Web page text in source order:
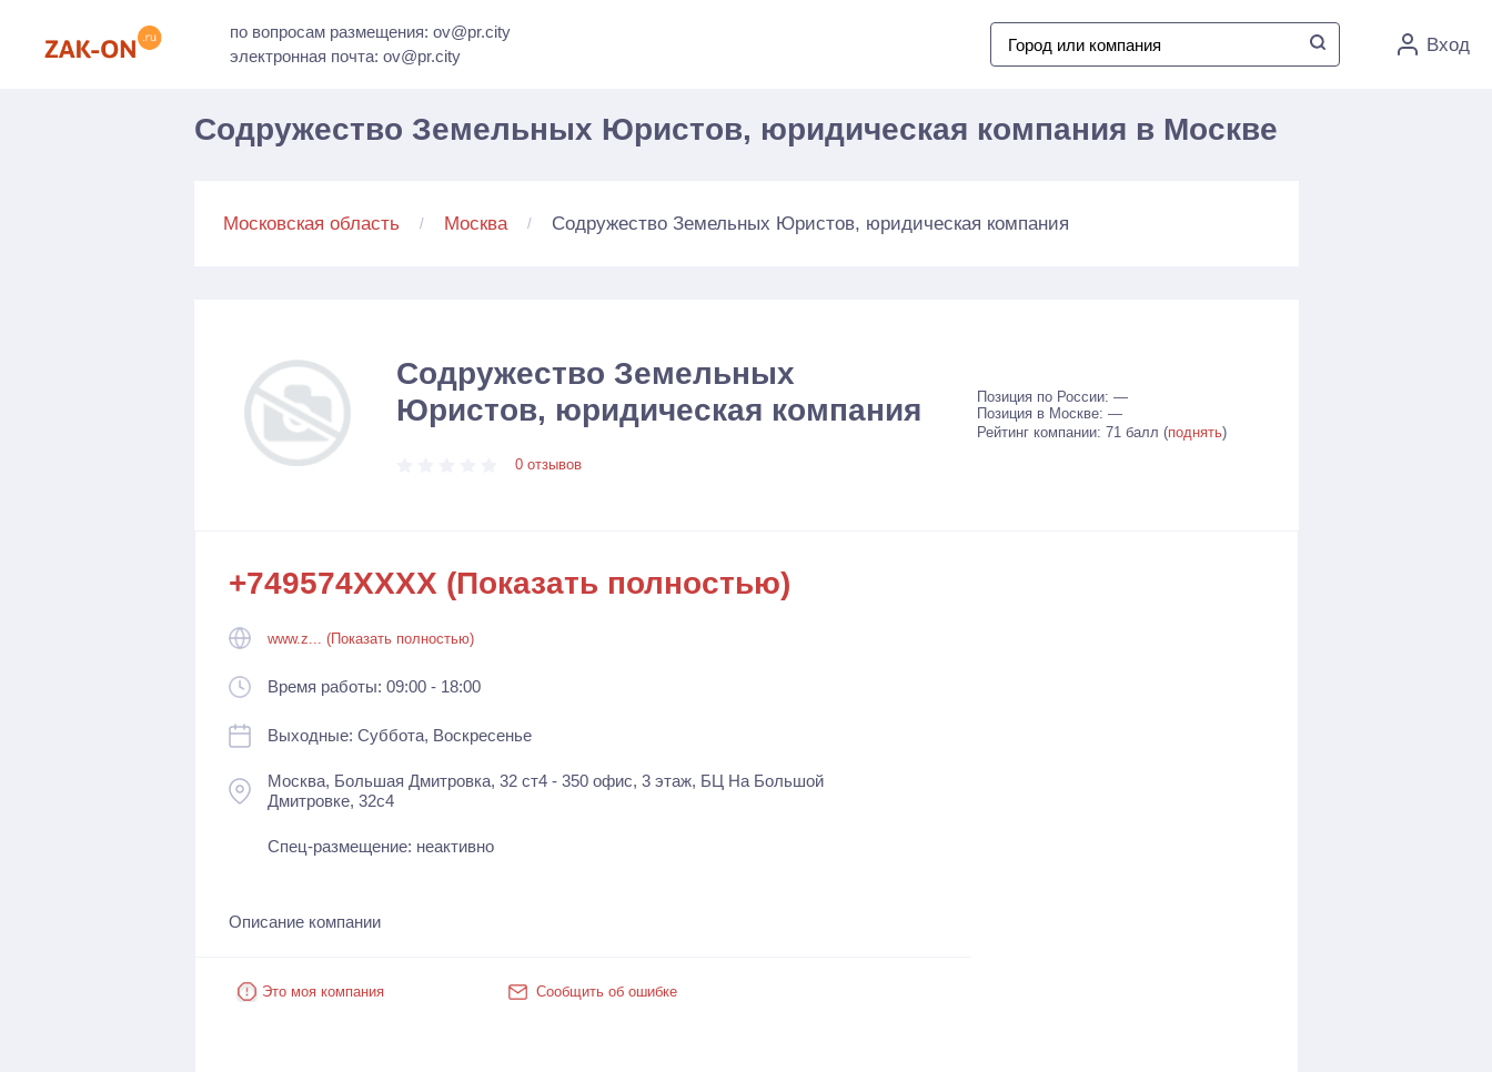
по вопросам размещения: ov@pr.city
электронная почта: ov@pr.city
Вход
Содружество Земельных Юристов, юридическая компания в Москве
Московская область Москва Содружество Земельных Юристов, юридическая компания
Содружество Земельных
Юристов, юридическая компания
0 отзывов
Позиция по России: —
Позиция в Москве: —
Рейтинг компании: 71 балл (поднять)
+749574XXXX (Показать полностью)
www.z... (Показать полностью)
Время работы: 09:00 - 18:00
Выходные: Суббота, Воскресенье
Москва, Большая Дмитровка, 32 ст4 - 350 офис, 3 этаж, БЦ На Большой
Дмитровке, 32с4
Спец-размещение: неактивно
Описание компании
Это моя компания Сообщить об ошибке